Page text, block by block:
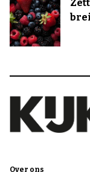
Over ons